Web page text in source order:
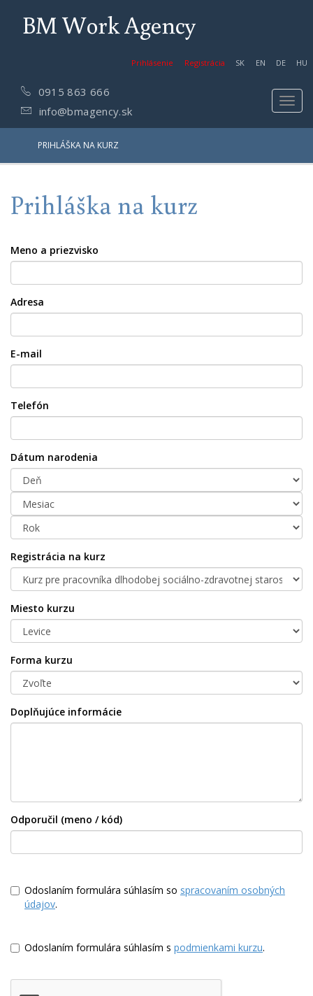
BM Work Agency
Prihlásenie Registrácia SK EN DE HU
0915 863 666
info@bmagency.sk
PRIHLÁŠKA NA KURZ
Prihláška na kurz
Meno a priezvisko
Adresa
E-mail
Telefón
Dátum narodenia
Registrácia na kurz
Miesto kurzu
Forma kurzu
Doplňujúce informácie
Odporučil (meno / kód)
Odoslaním formulára súhlasím so spracovaním osobných
údajov.
Odoslaním formulára súhlasím s podmienkami kurzu.